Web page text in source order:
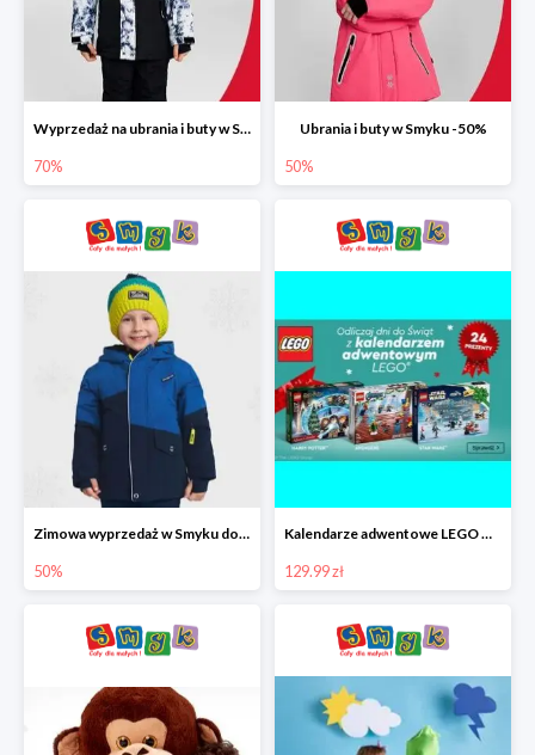
Wyprzedaż na ubrania i buty w Smyku do -70%
70%
Ubrania i buty w Smyku -50%
50%
Zimowa wyprzedaż w Smyku do -50%
50%
Kalendarze adwentowe LEGO w Smyku w super cenie
129.99 zł